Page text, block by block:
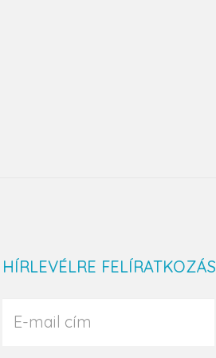
HÍRLEVÉLRE FELÍRATKOZÁS